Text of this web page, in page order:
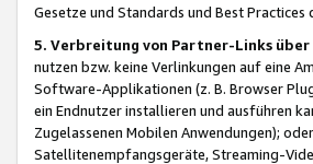
Gesetze und Standards und Best
5. Verbreitung von Partner-Links
nutzen bzw. keine Verlinkungen auf eine
Software-Applikationen (z. B. Browser
ein Endnutzer installieren und ausführen
Zugelassenen Mobilen Anwendungen);
Satellitenempfangsgeräte, Streaming-